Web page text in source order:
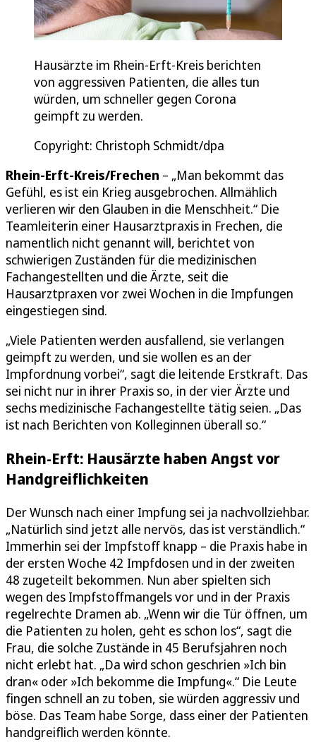
Hausärzte im Rhein-Erft-Kreis berichten
von aggressiven Patienten, die alles tun
würden, um schneller gegen Corona
geimpft zu werden.
Copyright: Christoph Schmidt/dpa
Rhein-Erft-Kreis/Frechen – „Man bekommt das
Gefühl, es ist ein Krieg ausgebrochen. Allmählich
verlieren wir den Glauben in die Menschheit.“ Die
Teamleiterin einer Hausarztpraxis in Frechen, die
namentlich nicht genannt will, berichtet von
schwierigen Zuständen für die medizinischen
Fachangestellten und die Ärzte, seit die
Hausarztpraxen vor zwei Wochen in die Impfungen
eingestiegen sind.
„Viele Patienten werden ausfallend, sie verlangen
geimpft zu werden, und sie wollen es an der
Impfordnung vorbei“, sagt die leitende Erstkraft. Das
sei nicht nur in ihrer Praxis so, in der vier Ärzte und
sechs medizinische Fachangestellte tätig seien. „Das
ist nach Berichten von Kolleginnen überall so.“
Rhein-Erft: Hausärzte haben Angst vor
Handgreiflichkeiten
Der Wunsch nach einer Impfung sei ja nachvollziehbar.
„Natürlich sind jetzt alle nervös, das ist verständlich.“
Immerhin sei der Impfstoff knapp – die Praxis habe in
der ersten Woche 42 Impfdosen und in der zweiten
48 zugeteilt bekommen. Nun aber spielten sich
wegen des Impfstoffmangels vor und in der Praxis
regelrechte Dramen ab. „Wenn wir die Tür öffnen, um
die Patienten zu holen, geht es schon los“, sagt die
Frau, die solche Zustände in 45 Berufsjahren noch
nicht erlebt hat. „Da wird schon geschrien »Ich bin
dran« oder »Ich bekomme die Impfung«.“ Die Leute
fingen schnell an zu toben, sie würden aggressiv und
böse. Das Team habe Sorge, dass einer der Patienten
handgreiflich werden könnte.